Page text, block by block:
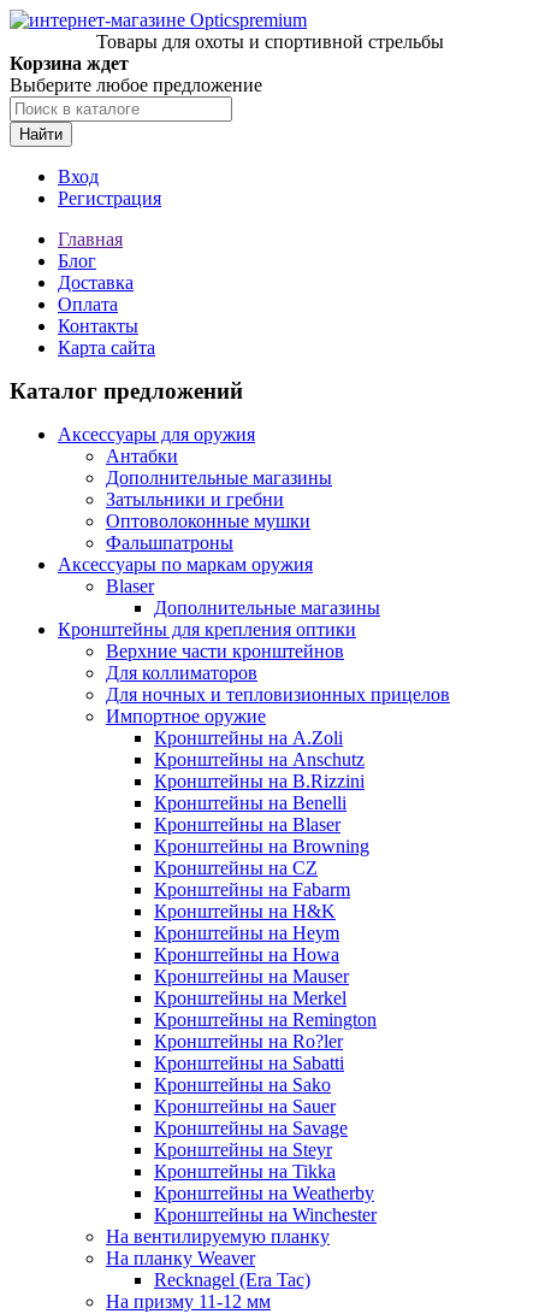
Товары для охоты и спортивной стрельбы
Корзина ждет
Выберите любое предложение
Найти
Вход
Регистрация
Главная
Блог
Доставка
Оплата
Контакты
Карта сайта
Каталог предложений
Аксессуары для оружия
Антабки
Дополнительные магазины
Затыльники и гребни
Оптоволоконные мушки
Фальшпатроны
Аксессуары по маркам оружия
Blaser
Дополнительные магазины
Кронштейны для крепления оптики
Верхние части кронштейнов
Для коллиматоров
Для ночных и тепловизионных прицелов
Импортное оружие
Кронштейны на A.Zoli
Кронштейны на Anschutz
Кронштейны на B.Rizzini
Кронштейны на Benelli
Кронштейны на Blaser
Кронштейны на Browning
Кронштейны на CZ
Кронштейны на Fabarm
Кронштейны на H&K
Кронштейны на Heym
Кронштейны на Howa
Кронштейны на Mauser
Кронштейны на Merkel
Кронштейны на Remington
Кронштейны на Ro?ler
Кронштейны на Sabatti
Кронштейны на Sako
Кронштейны на Sauer
Кронштейны на Savage
Кронштейны на Steyr
Кронштейны на Tikka
Кронштейны на Weatherby
Кронштейны на Winchester
На вентилируемую планку
На планку Weaver
Recknagel (Era Tac)
На призму 11-12 мм